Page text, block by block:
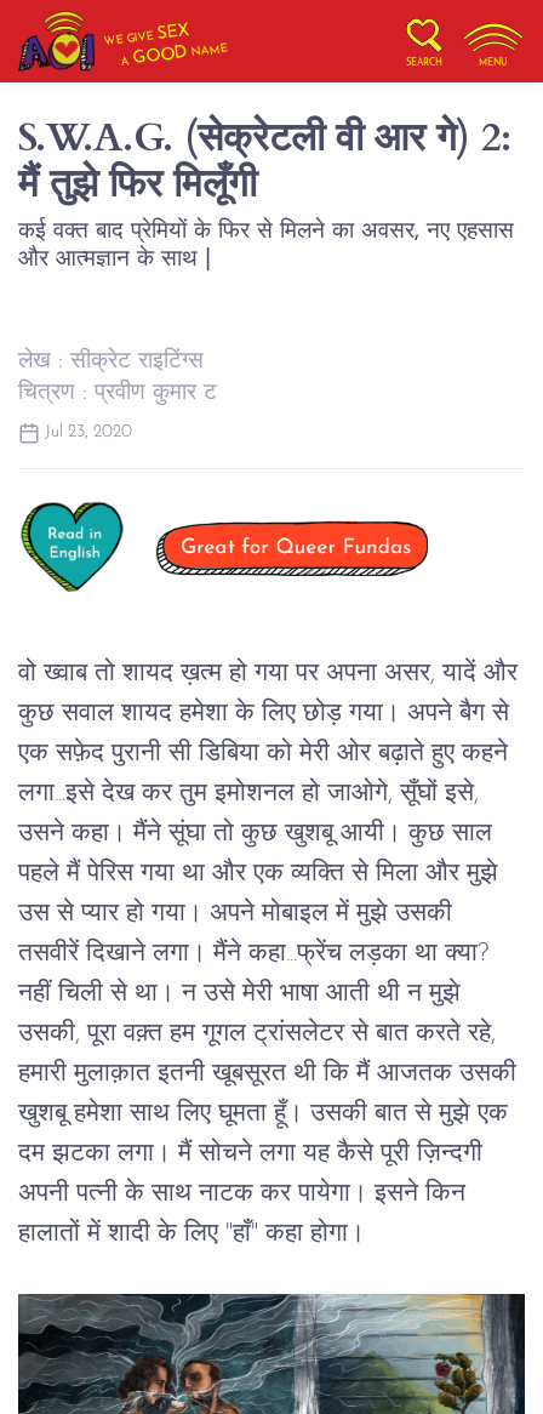
WE GIVESEX
AGOOD NAME
SEARCH MENU
S.W.A.G. (सेक्रेटली वी आर गे) 2:
मैं तुझे फिर मिलूँगी
कई वक्त बाद प्रेमियों के फिर से मिलने का अवसर, नए एहसास
और आत्मज्ञान के साथ |
लेख : सीक्रेट राइटिंग्स
चित्रण : प्रवीण कुमार ट
Jul 23, 2020
वो ख्वाब तो शायद ख़त्म हो गया पर अपना असर, यादें और
कुछ सवाल शायद हमेशा के लिए छोड़ गया। अपने बैग से
एक सफ़ेद पुरानी सी डिबिया को मेरी ओर बढ़ाते हुए कहने
लगा...इसे देख कर तुम इमोशनल हो जाओगे, सूँघों इसे,
उसने कहा। मैंने सूंघा तो कुछ खुशबू आयी। कुछ साल
पहले मैं पेरिस गया था और एक व्यक्ति से मिला और मुझे
उस से प्यार हो गया। अपने मोबाइल में मुझे उसकी
तसवीरें दिखाने लगा। मैंने कहा...फ्रेंच लड़का था क्या?
नहीं चिली से था। न उसे मेरी भाषा आती थी न मुझे
उसकी, पूरा वक़्त हम गूगल ट्रांसलेटर से बात करते रहे,
हमारी मुलाक़ात इतनी खूबसूरत थी कि मैं आजतक उसकी
खुशबू हमेशा साथ लिए घूमता हूँ। उसकी बात से मुझे एक
दम झटका लगा। मैं सोचने लगा यह कैसे पूरी ज़िन्दगी
अपनी पत्नी के साथ नाटक कर पायेगा। इसने किन
हालातों में शादी के लिए "हाँ" कहा होगा।